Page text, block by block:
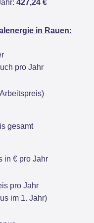
427,24 €
in Rauen:
pro Jahr
gesamt
in € pro Jahr
pro Jahr
im 1. Jahr)